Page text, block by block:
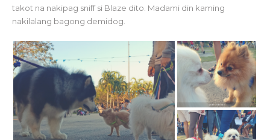
takot na nakipag sniff si Blaze dito. Madami din kaming
nakilalang bagong demidog.